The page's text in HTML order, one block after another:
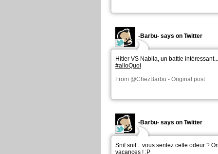
-Barbu- says on Twitter
Hitler VS Nabila, un battle
#alloQuoi
From @ChezBarbu - Original post
-Barbu- says on Twitter
Snif snif... vous sentez cette odeur ?
vacances ! :P